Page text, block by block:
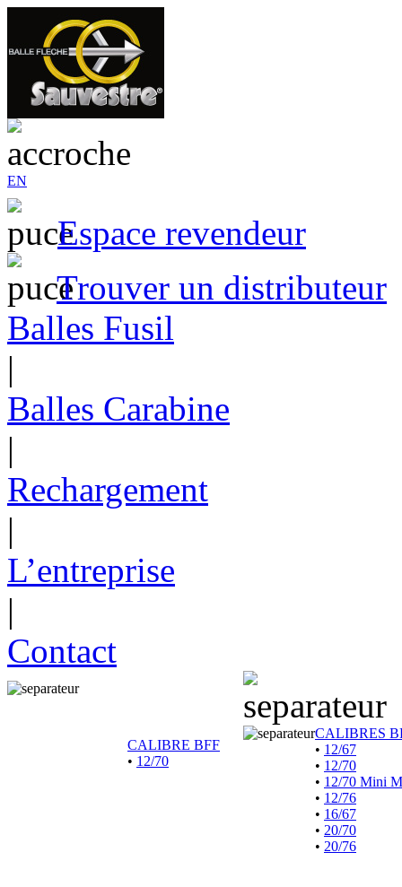
EN
Espace revendeur
Trouver un distributeur
Balles Fusil
|
Balles Carabine
|
Rechargement
|
L’entreprise
|
Contact
CALIBRE BFF
• 12/70
CALIBRES
• 12/67
• 12/70
• 12/70 Mini
• 12/76
• 16/67
• 20/70
• 20/76